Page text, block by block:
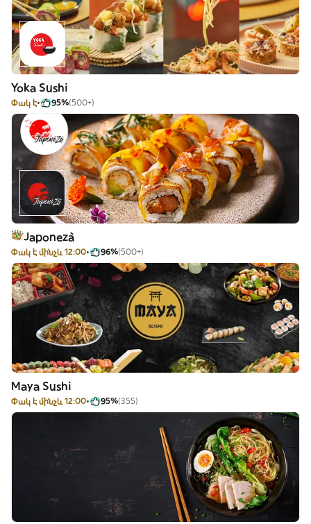
Yoka Sushi
Փակ է 95%(500+)
Japonezà
Փակ է մինչև 12:00 96%(500+)
Maya Sushi
Փակ է մինչև 12:00 95%(355)